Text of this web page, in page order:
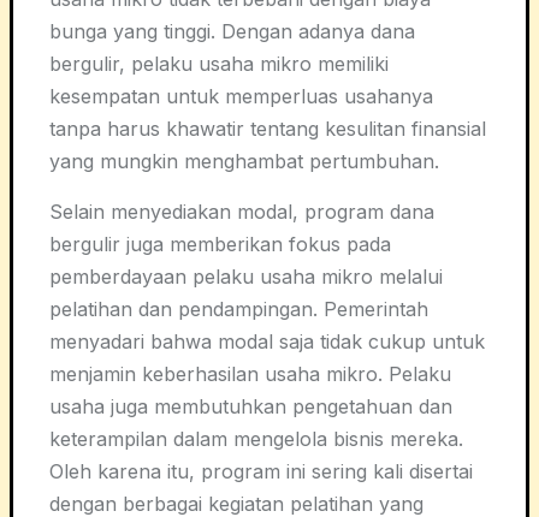
bunga yang tinggi. Dengan adanya dana
bergulir, pelaku usaha mikro memiliki
kesempatan untuk memperluas usahanya
tanpa harus khawatir tentang kesulitan finansial
yang mungkin menghambat pertumbuhan.
Selain menyediakan modal, program dana
bergulir juga memberikan fokus pada
pemberdayaan pelaku usaha mikro melalui
pelatihan dan pendampingan. Pemerintah
menyadari bahwa modal saja tidak cukup untuk
menjamin keberhasilan usaha mikro. Pelaku
usaha juga membutuhkan pengetahuan dan
keterampilan dalam mengelola bisnis mereka.
Oleh karena itu, program ini sering kali disertai
dengan berbagai kegiatan pelatihan yang